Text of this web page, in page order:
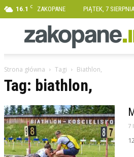
16.1 C ZAKOPANE PIĄTEK, 7
Strona główna Tagi Biathlon,
Tag: biathlon,
7